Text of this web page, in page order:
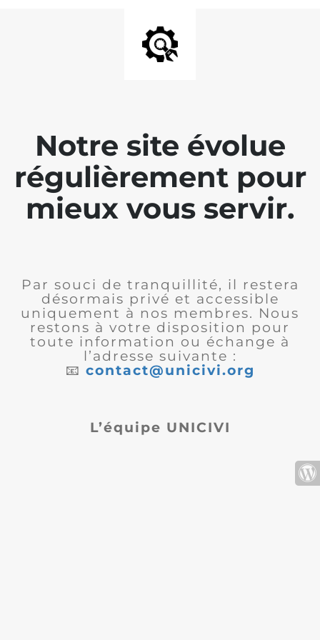
Notre site évolue
régulièrement pour
mieux vous servir.
Par souci de tranquillité, il restera
désormais privé et accessible
uniquement à nos membres. Nous
restons à votre disposition pour
toute information ou échange à
l’adresse suivante :
📧 contact@unicivi.org
L’équipe UNICIVI